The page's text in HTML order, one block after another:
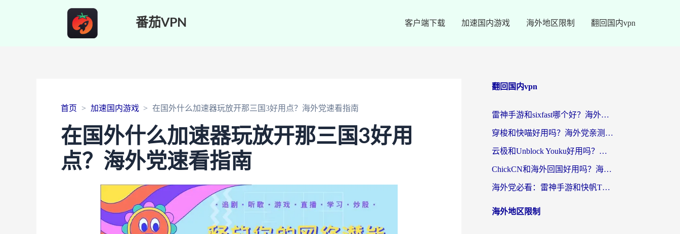
番茄VPN 客户端下载 加速国内游戏 海外地区限制 翻回国内vpn
首页 加速国内游戏 在国外什么加速器玩放开那三国3好用点？海外党速看指南
在国外什么加速器玩放开那三国3好用
点？海外党速看指南
翻回国内vpn
雷神手游和sixfast哪个好？海外党亲测3款回国加速器，教你选对不踩坑
穿梭和快喵好用吗？海外党亲测：小众加速器对比+番茄加速器深度体验
云极和Unblock Youku好用吗？海外党亲测+2026回国加速器避坑指南
ChickCN和海外回国好用吗？海外党2026亲测：从手游到影音，选对加速器的3个关键
海外党必看：雷神手游和快帆TV版好用吗？3步选对回国加速器不踩坑
海外地区限制